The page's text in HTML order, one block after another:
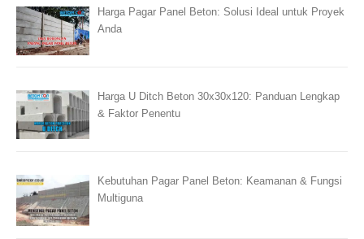
Harga Pagar Panel Beton: Solusi Ideal untuk Proyek
Anda
Harga U Ditch Beton 30x30x120: Panduan Lengkap
& Faktor Penentu
Kebutuhan Pagar Panel Beton: Keamanan & Fungsi
Multiguna